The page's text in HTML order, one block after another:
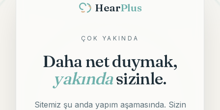
HearPlus
ÇOK YAKINDA
Daha net duymak,
yakındasizinle.
Sitemiz şu anda yapım aşamasında. Sizin